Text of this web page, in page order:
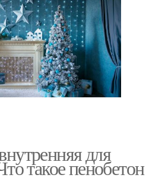
для
такое пенобетон